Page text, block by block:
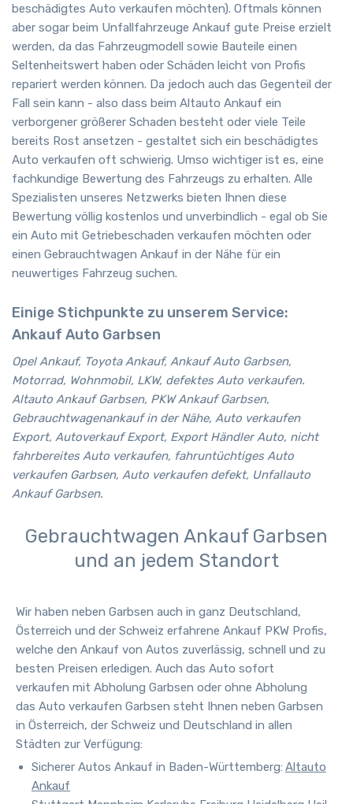
beschädigtes Auto verkaufen möchten). Oftmals können
aber sogar beim Unfallfahrzeuge Ankauf gute Preise erzielt
werden, da das Fahrzeugmodell sowie Bauteile einen
Seltenheitswert haben oder Schäden leicht von Profis
repariert werden können. Da jedoch auch das Gegenteil der
Fall sein kann - also dass beim Altauto Ankauf ein
verborgener größerer Schaden besteht oder viele Teile
bereits Rost ansetzen - gestaltet sich ein beschädigtes
Auto verkaufen oft schwierig. Umso wichtiger ist es, eine
fachkundige Bewertung des Fahrzeugs zu erhalten. Alle
Spezialisten unseres Netzwerks bieten Ihnen diese
Bewertung völlig kostenlos und unverbindlich - egal ob Sie
ein Auto mit Getriebeschaden verkaufen möchten oder
einen Gebrauchtwagen Ankauf in der Nähe für ein
neuwertiges Fahrzeug suchen.
Einige Stichpunkte zu unserem Service:
Ankauf Auto Garbsen
Opel Ankauf, Toyota Ankauf, Ankauf Auto Garbsen,
Motorrad, Wohnmobil, LKW, defektes Auto verkaufen.
Altauto Ankauf Garbsen, PKW Ankauf Garbsen,
Gebrauchtwagenankauf in der Nähe, Auto verkaufen
Export, Autoverkauf Export, Export Händler Auto, nicht
fahrbereites Auto verkaufen, fahruntüchtiges Auto
verkaufen Garbsen, Auto verkaufen defekt, Unfallauto
Ankauf Garbsen.
Gebrauchtwagen Ankauf Garbsen
und an jedem Standort
Wir haben neben Garbsen auch in ganz Deutschland,
Österreich und der Schweiz erfahrene Ankauf PKW Profis,
welche den Ankauf von Autos zuverlässig, schnell und zu
besten Preisen erledigen. Auch das Auto sofort
verkaufen mit Abholung Garbsen oder ohne Abholung
das Auto verkaufen Garbsen steht Ihnen neben Garbsen
in Österreich, der Schweiz und Deutschland in allen
Städten zur Verfügung:
Sicherer Autos Ankauf in Baden-Württemberg: Altauto
Ankauf